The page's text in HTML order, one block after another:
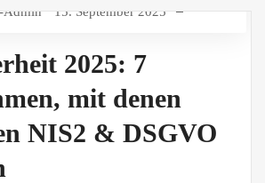
15. September 2025
2025: 7
mit denen
NIS2 & DSGVO